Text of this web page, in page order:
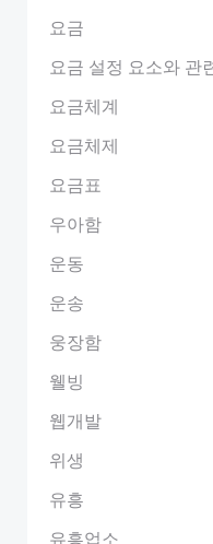
요금
요금 설정 요소와 관
요금체계
요금체제
요금표
우아함
운동
운송
웅장함
웰빙
웹개발
위생
유흥
유흥업소